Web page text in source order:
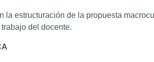
la estructuración de la propuesta
trabajo del docente.